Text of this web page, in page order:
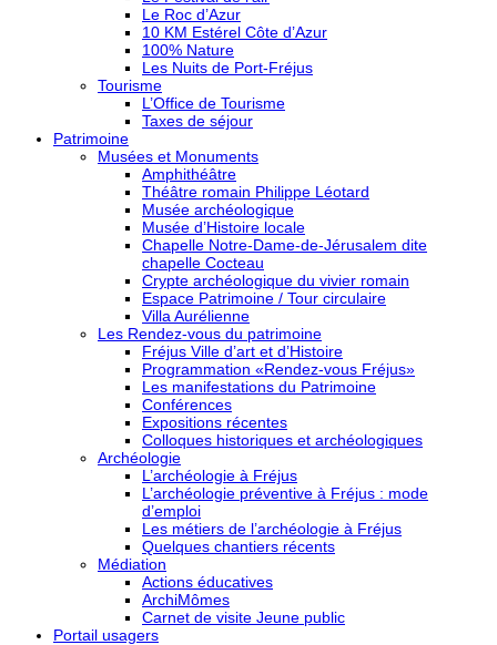
Le Roc d’Azur
10 KM Estérel Côte d’Azur
100% Nature
Les Nuits de Port-Fréjus
Tourisme
L’Office de Tourisme
Taxes de séjour
Patrimoine
Musées et Monuments
Amphithéâtre
Théâtre romain Philippe Léotard
Musée archéologique
Musée d’Histoire locale
Chapelle Notre-Dame-de-Jérusalem dite
chapelle Cocteau
Crypte archéologique du vivier romain
Espace Patrimoine / Tour circulaire
Villa Aurélienne
Les Rendez-vous du patrimoine
Fréjus Ville d’art et d’Histoire
Programmation «Rendez-vous Fréjus»
Les manifestations du Patrimoine
Conférences
Expositions récentes
Colloques historiques et archéologiques
Archéologie
L’archéologie à Fréjus
L’archéologie préventive à Fréjus : mode
d’emploi
Les métiers de l’archéologie à Fréjus
Quelques chantiers récents
Médiation
Actions éducatives
ArchiMômes
Carnet de visite Jeune public
Portail usagers